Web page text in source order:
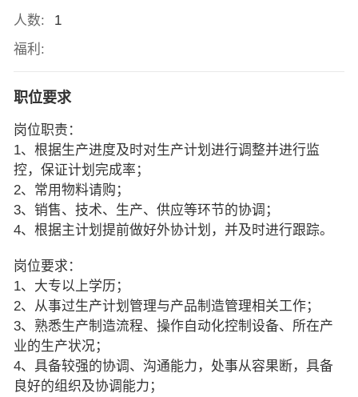
人数:
1
福利:
职位要求
岗位职责：
1、根据生产进度及时对生产计划进行调整并进行监
控，保证计划完成率；
2、常用物料请购；
3、销售、技术、生产、供应等环节的协调；
4、根据主计划提前做好外协计划，并及时进行跟踪。
岗位要求：
1、大专以上学历；
2、从事过生产计划管理与产品制造管理相关工作；
3、熟悉生产制造流程、操作自动化控制设备、所在产
业的生产状况；
4、具备较强的协调、沟通能力，处事从容果断，具备
良好的组织及协调能力；